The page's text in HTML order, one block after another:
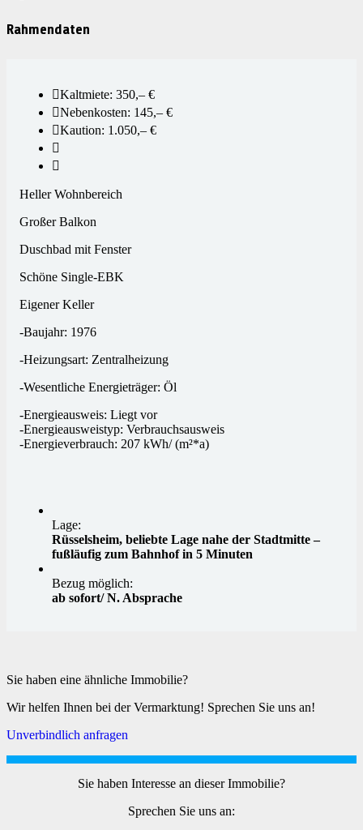
Rahmendaten
Kaltmiete: 350,– €
Nebenkosten: 145,– €
Kaution: 1.050,– €
Heller Wohnbereich
Großer Balkon
Duschbad mit Fenster
Schöne Single-EBK
Eigener Keller
-Baujahr: 1976
-Heizungsart: Zentralheizung
-Wesentliche Energieträger: Öl
-Energieausweis: Liegt vor
-Energieausweistyp: Verbrauchsausweis
-Energieverbrauch: 207 kWh/ (m²*a)
Lage:
Rüsselsheim, beliebte Lage nahe der Stadtmitte –
fußläufig zum Bahnhof in 5 Minuten
Bezug möglich:
ab sofort/ N. Absprache
Sie haben eine ähnliche Immobilie?
Wir helfen Ihnen bei der Vermarktung! Sprechen Sie uns an!
Unverbindlich anfragen
Sie haben Interesse an dieser Immobilie?
Sprechen Sie uns an: